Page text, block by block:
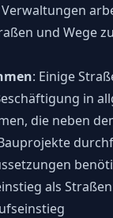
und Wege
: Einige
in
die neben
als